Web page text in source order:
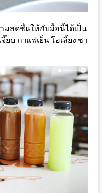
มสดชื่นให้กับมื้อนี้ได้เป็น
ยบ กาแฟเย็น โอเลี้ยง ชา